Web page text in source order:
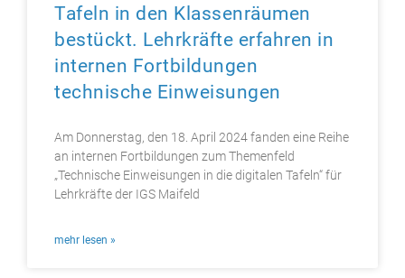
Tafeln in den Klassenräumen
bestückt. Lehrkräfte erfahren in
internen Fortbildungen
technische Einweisungen
Am Donnerstag, den 18. April 2024 fanden eine Reihe
an internen Fortbildungen zum Themenfeld
„Technische Einweisungen in die digitalen Tafeln“ für
Lehrkräfte der IGS Maifeld
mehr lesen »